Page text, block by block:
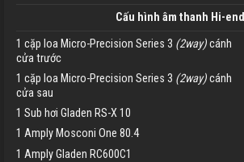
Cấu hình âm thanh Hi-end
1 cặp loa Micro-Precision Series 3 (2way)cánh
cửa trước
1 cặp loa Micro-Precision Series 3 (2way)cánh
cửa sau
1 Sub hơi Gladen RS-X 10
1 Amply Mosconi One 80.4
1 Amply Gladen RC600C1